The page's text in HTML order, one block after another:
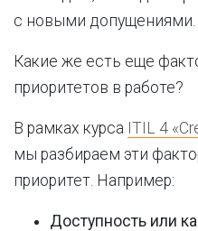
с новыми допущениями.
Какие же есть еще
приоритетов в работе?
В рамках курса ITIL 4
мы разбираем эти
приоритет. Например:
Доступность или